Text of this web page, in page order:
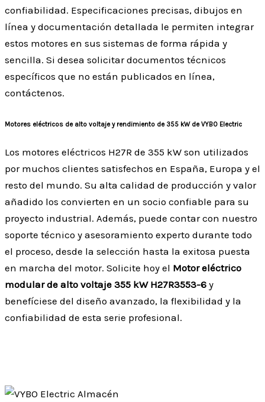
confiabilidad. Especificaciones precisas, dibujos en
línea y documentación detallada le permiten integrar
estos motores en sus sistemas de forma rápida y
sencilla. Si desea solicitar documentos técnicos
específicos que no están publicados en línea,
contáctenos.
Motores eléctricos de alto voltaje y rendimiento de 355 kW de VYBO Electric
Los motores eléctricos H27R de 355 kW son utilizados
por muchos clientes satisfechos en España, Europa y el
resto del mundo. Su alta calidad de producción y valor
añadido los convierten en un socio confiable para su
proyecto industrial. Además, puede contar con nuestro
soporte técnico y asesoramiento experto durante todo
el proceso, desde la selección hasta la exitosa puesta
en marcha del motor. Solicite hoy el Motor eléctrico
modular de alto voltaje 355 kW H27R3553-6 y
benefíciese del diseño avanzado, la flexibilidad y la
confiabilidad de esta serie profesional.